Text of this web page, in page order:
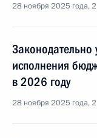
28 ноября 2025 года,
Законодательно
исполнения
в 2026 году
28 ноября 2025 года,